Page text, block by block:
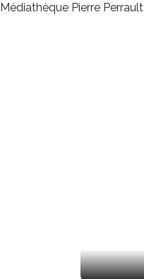
Médiathèque Pierre Perrault